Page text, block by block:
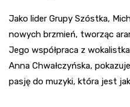
Jako lider Grupy Szóstka,
nowych brzmień, tworząc
Jego współpraca z
Anna Chwałczyńska,
pasję do muzyki, która jest